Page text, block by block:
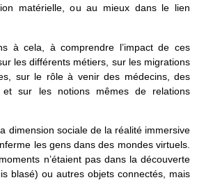
matérielle, ou au mieux dans le lien
à cela, à comprendre l’impact de ces
les différents métiers, sur les migrations
sur le rôle à venir des médecins, des
et sur les notions mêmes de relations
dimension sociale de la réalité immersive
les gens dans des mondes virtuels.
n’étaient pas dans la découverte
blasé) ou autres objets connectés, mais